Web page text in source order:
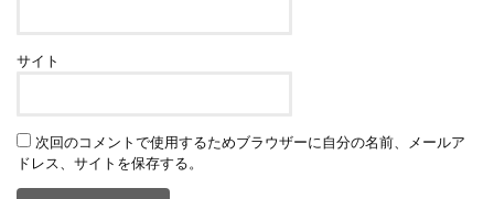
サイト
次回のコメントで使用するためブラウザーに自分の名前、メールア
ドレス、サイトを保存する。